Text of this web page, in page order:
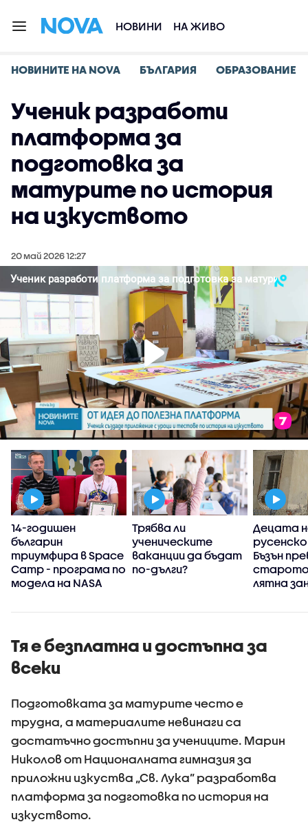
НОВИНИ НА ЖИВО
НОВИНИТЕ НА NOVA БЪЛГАРИЯ ОБРАЗОВАНИЕ
Ученик разработи
платформа за
подготовка за
матурите по история
на изкуството
20 май 2026 12:27
14-годишен
българин
триумфира в Space
Camp - програма по
модела на NASA
Трябва ли
ученическите
ваканции да бъдат
по-дълги?
Децата
Бъзън
старото
лятна
Тя е безплатна и достъпна за
всеки
Подготовката за матурите често е
трудна, а материалите невинаги са
достатъчно достъпни за учениците. Марин
Николов от Националната гимназия за
приложни изкуства „Св. Лука” разработва
платформа за подготовка по история на
изкуството.